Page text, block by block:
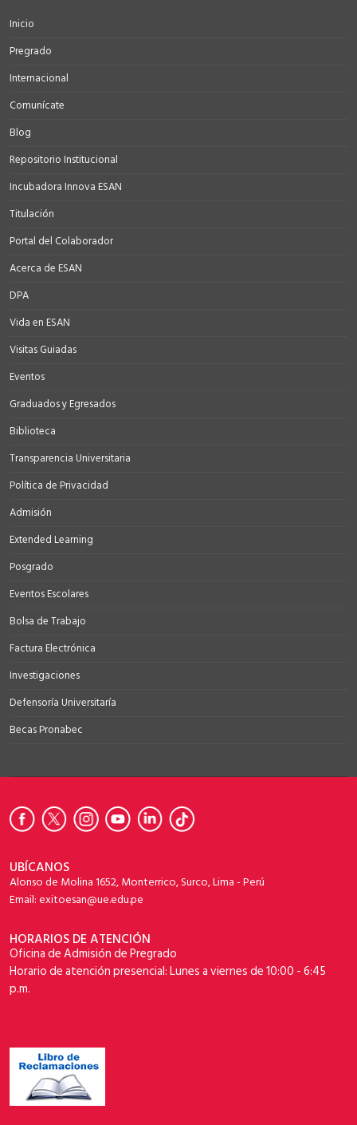
Inicio
Pregrado
Internacional
Comunícate
Blog
Repositorio Institucional
Incubadora Innova ESAN
Titulación
Portal del Colaborador
Acerca de ESAN
DPA
Vida en ESAN
Visitas Guiadas
Eventos
Graduados y Egresados
Biblioteca
Transparencia Universitaria
Política de Privacidad
Admisión
Extended Learning
Posgrado
Eventos Escolares
Bolsa de Trabajo
Factura Electrónica
Investigaciones
Defensoría Universitaría
Becas Pronabec
UBÍCANOS
Alonso de Molina 1652, Monterrico, Surco, Lima - Perú
Email: exitoesan@ue.edu.pe
HORARIOS DE ATENCIÓN
Oficina de Admisión de Pregrado
Horario de atención presencial: Lunes a viernes de 10:00 - 6:45
p.m.